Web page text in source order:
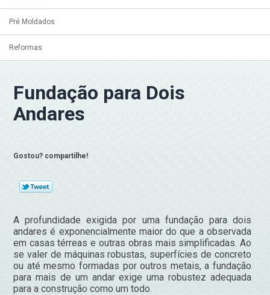
Pré Moldados
Reformas
Fundação para Dois
Andares
Gostou? compartilhe!
A profundidade exigida por uma fundação para dois
andares é exponencialmente maior do que a observada
em casas térreas e outras obras mais simplificadas. Ao
se valer de máquinas robustas, superfícies de concreto
ou até mesmo formadas por outros metais, a fundação
para mais de um andar exige uma robustez adequada
para a construção como um todo.